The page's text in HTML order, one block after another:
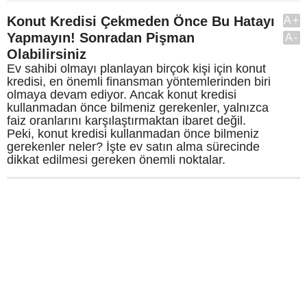
Konut Kredisi Çekmeden Önce Bu Hatayı
Yapmayın! Sonradan Pişman
Olabilirsiniz
Ev sahibi olmayı planlayan birçok kişi için konut
kredisi, en önemli finansman yöntemlerinden biri
olmaya devam ediyor. Ancak konut kredisi
kullanmadan önce bilmeniz gerekenler, yalnızca
faiz oranlarını karşılaştırmaktan ibaret değil.
Peki, konut kredisi kullanmadan önce bilmeniz
gerekenler neler? İşte ev satın alma sürecinde
dikkat edilmesi gereken önemli noktalar.
A+
A-